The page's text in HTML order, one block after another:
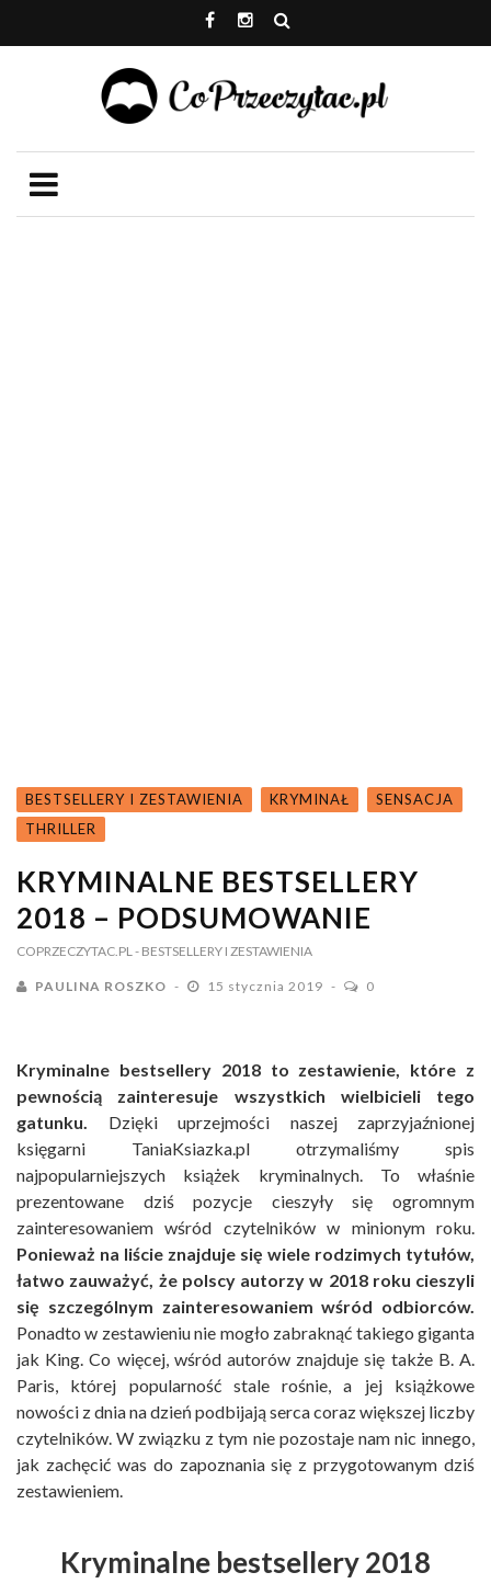
BESTSELLERY I ZESTAWIENIA KRYMINAŁ
SENSACJA
THRILLER
KRYMINALNE BESTSELLERY
2018 – PODSUMOWANIE
COPRZECZYTAC.PL - BESTSELLERY I ZESTAWIENIA
PAULINA ROSZKO 15 stycznia 2019 0
Kryminalne bestsellery 2018 to zestawienie, które z
pewnością zainteresuje wszystkich wielbicieli tego
gatunku. Dzięki uprzejmości naszej zaprzyjaźnionej
księgarni TaniaKsiazka.pl otrzymaliśmy spis
najpopularniejszych książek kryminalnych. To właśnie
prezentowane dziś pozycje cieszyły się ogromnym
zainteresowaniem wśród czytelników w minionym roku.
Ponieważ na liście znajduje się wiele rodzimych tytułów,
łatwo zauważyć, że polscy autorzy w 2018 roku cieszyli
się szczególnym zainteresowaniem wśród odbiorców.
Ponadto w zestawieniu nie mogło zabraknąć takiego giganta
jak King. Co więcej, wśród autorów znajduje się także B. A.
Paris, której popularność stale rośnie, a jej książkowe
nowości z dnia na dzień podbijają serca coraz większej liczby
czytelników. W związku z tym nie pozostaje nam nic innego,
jak zachęcić was do zapoznania się z przygotowanym dziś
zestawieniem.
Kryminalne bestsellery 2018